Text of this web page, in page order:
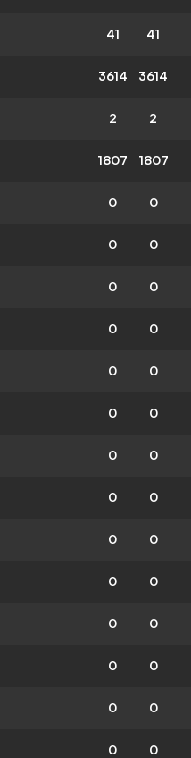
41 41
3614 3614
2 2
1807 1807
0 0
0 0
0 0
0 0
0 0
0 0
0 0
0 0
0 0
0 0
0 0
0 0
0 0
0 0